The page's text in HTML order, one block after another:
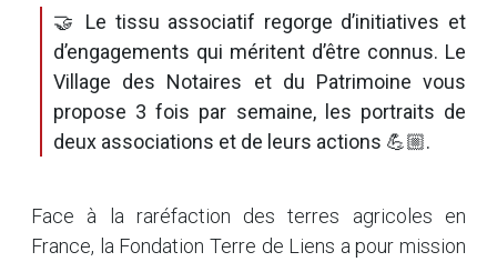
🤝 Le tissu associatif regorge d’initiatives et
d’engagements qui méritent d’être connus. Le
Village des Notaires et du Patrimoine vous
propose 3 fois par semaine, les portraits de
deux associations et de leurs actions 💪🏼.
Face à la raréfaction des terres agricoles en
France, la Fondation Terre de Liens a pour mission